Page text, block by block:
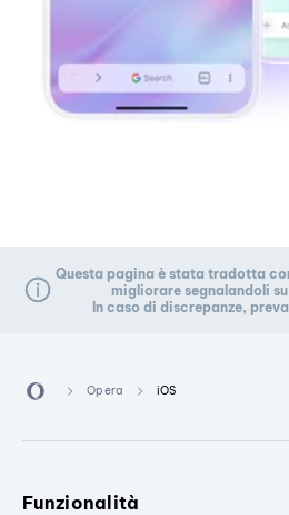
Questa pagina è stata tradotta
migliorare segnalandoli su
In caso di discrepanze,
Opera iOS
Funzionalità